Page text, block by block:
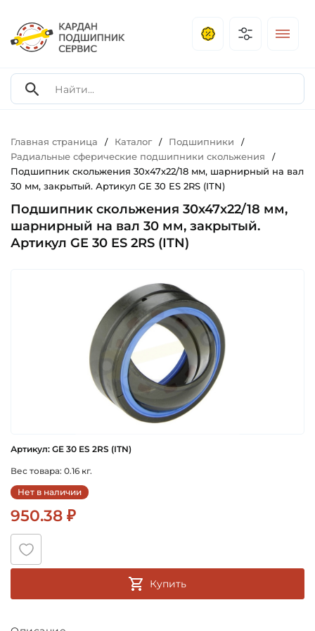
Главная страница / Каталог / Подшипники /
Радиальные сферические подшипники скольжения /
Подшипник скольжения 30х47х22/18 мм, шарнирный на вал
30 мм, закрытый. Артикул GE 30 ES 2RS (ITN)
Подшипник скольжения 30х47х22/18 мм,
шарнирный на вал 30 мм, закрытый.
Артикул GE 30 ES 2RS (ITN)
Артикул: GE 30 ES 2RS (ITN)
Вес товара: 0.16 кг.
Нет в наличии
950.38 ₽
Купить